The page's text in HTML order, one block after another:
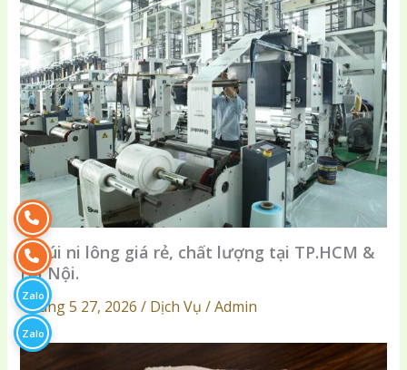
In túi ni lông giá rẻ, chất lượng tại TP.HCM &
Hà Nội.
Tháng 5 27, 2026 / Dịch Vụ / Admin
Zalo
Zalo